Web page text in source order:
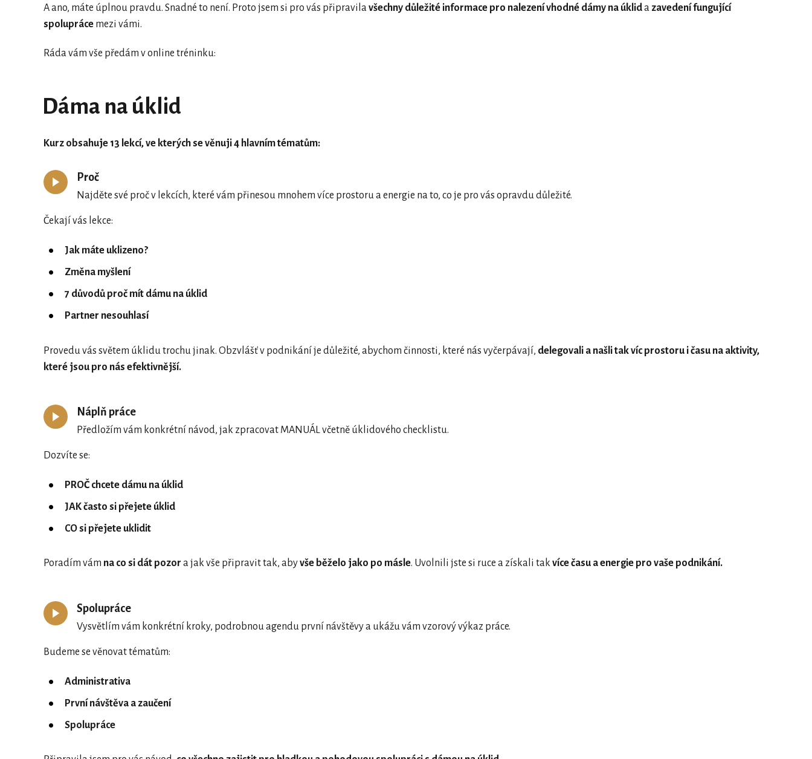
A ano, máte úplnou pravdu. Snadné to není. Proto jsem si pro vás připravilavšechny důležité informace pro nalezení vhodné dámy na úklida zavedení fungující
spolupráce mezi vámi.
Ráda vám vše předám v online tréninku:
Dáma na úklid
Kurz obsahuje 13 lekcí, ve kterých se věnuji 4 hlavním tématům:
Proč
Najděte své proč v lekcích, které vám přinesou mnohem více prostoru a energie na to, co je pro vás opravdu důležité.
Čekají vás lekce:
Jak máte uklizeno?
Změna myšlení
7 důvodů proč mít dámu na úklid
Partner nesouhlasí
Provedu vás světem úklidu trochu jinak. Obzvlášť v podnikání je důležité, abychom činnosti, které nás vyčerpávají, delegovali a našli tak víc prostoru i času na aktivity,
které jsou pro nás efektivnější.
Náplň práce
Předložím vám konkrétní návod, jak zpracovat MANUÁL včetně úklidového checklistu.
Dozvíte se:
PROČ chcete dámu na úklid
JAK často si přejete úklid
CO si přejete uklidit
Poradím vám na co si dát pozor a jak vše připravit tak, abyvše běželo jako po másle. Uvolnili jste si ruce a získali tak více času a energie pro vaše podnikání.
Spolupráce
Vysvětlím vám konkrétní kroky, podrobnou agendu první návštěvy a ukážu vám vzorový výkaz práce.
Budeme se věnovat tématům:
Administrativa
První návštěva a zaučení
Spolupráce